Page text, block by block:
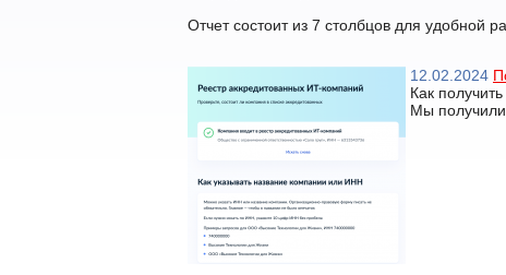
Отчет состоит из 7 столбцов для удобной
12.02.2024
Как
Мы получили